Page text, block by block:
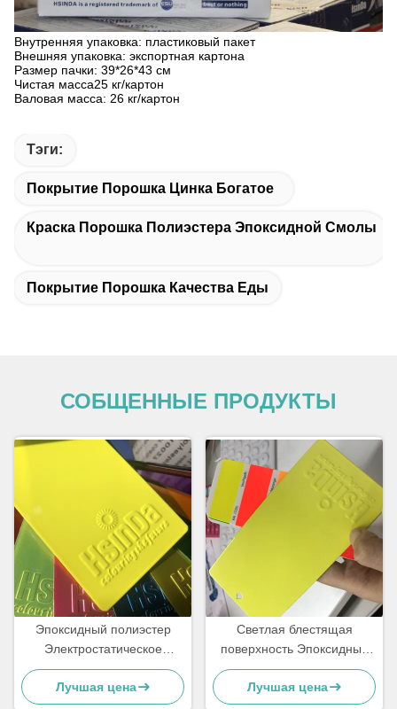
Внутренняя упаковка: пластиковый пакет
Внешняя упаковка: экспортная картона
Размер пачки: 39*26*43 см
Чистая масса25 кг/картон
Валовая масса: 26 кг/картон
Тэги:
Покрытие Порошка Цинка Богатое
Краска Порошка Полиэстера Эпоксидной Смолы
Покрытие Порошка Качества Еды
СОБЩЕННЫЕ ПРОДУКТЫ
Эпоксидный полиэстер
Электростатическое
порошковое покрытие
Флуоресцентный
Лучшая цена
Светлая блестящая
поверхность Эпоксидный
полиэстер порошковая
краска Флуоресцентный
Лучшая цена